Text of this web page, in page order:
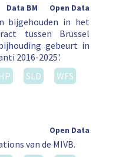
Open Data
Data BM
bijgehouden in het
tussen Brussel
gebeurt in
2016-2025'.
SLD
WFS
Open Data
van de MIVB.